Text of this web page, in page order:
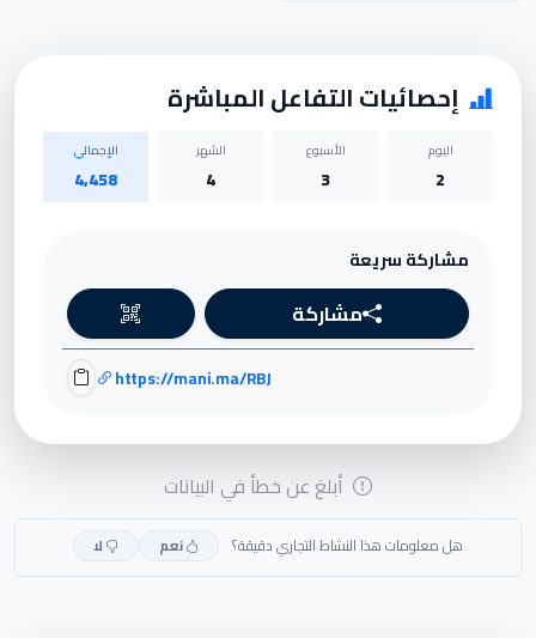
إحصائيات التفاعل المباشرة
اليوم
2
الأسبوع
3
الشهر
4
الإجمالي
4,458
مشاركة سريعة
مشاركة
https://mani.ma/RBJ
أبلغ عن خطأ في البيانات
هل معلومات هذا النشاط التجاري دقيقة؟ نعم لا